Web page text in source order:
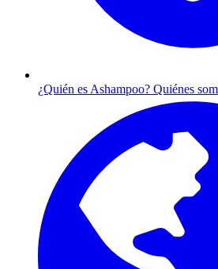
¿Quién es Ashampoo? Quiénes